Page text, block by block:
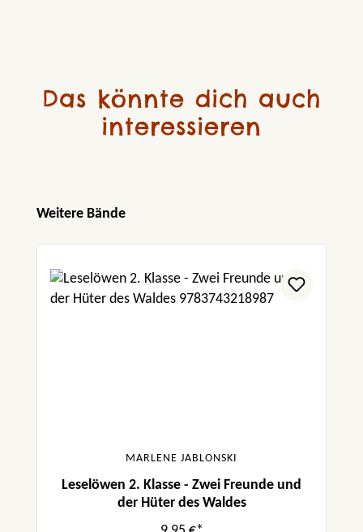
Das könnte dich auch
interessieren
Produktgalerie überspringen
Weitere Bände
MARLENE JABLONSKI
Leselöwen 2. Klasse - Zwei Freunde und
der Hüter des Waldes